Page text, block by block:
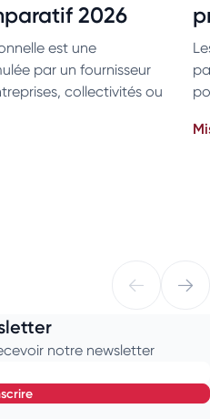
2026
est une
par un fournisseur
collectivités ou
notre newsletter